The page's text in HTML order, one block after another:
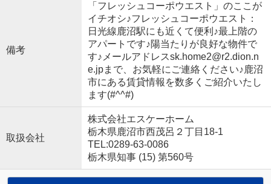
備考
「フレッシュコーポウエスト」のここが
イチオシ♪フレッシュコーポウエスト：
日光線鹿沼駅にも近くて便利♪最上階の
アパートです♪陽当たりが良好な物件で
す♪メールアドレスsk.home2@r2.dion.n
e.jpまで、お気軽にご連絡ください♪鹿沼
市にある賃貸情報を数多くご紹介いたし
ます(#^^#)
取扱会社
株式会社エスケーホーム
栃木県鹿沼市西茂呂２丁目18-1
TEL:0289-63-0086
栃木県知事 (15) 第560号